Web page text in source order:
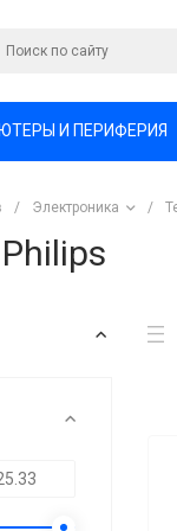
И ПЕРИФЕРИЯ
/ Электроника /